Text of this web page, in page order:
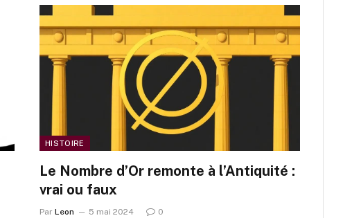
HISTOIRE
Le Nombre d’Or remonte à l’Antiquité :
vrai ou faux
Par Leon 5 mai 2024 0